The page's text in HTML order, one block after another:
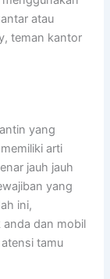
atau
teman kantor
yang
arti
jauh jauh
yang
ini,
anda dan mobil
tamu